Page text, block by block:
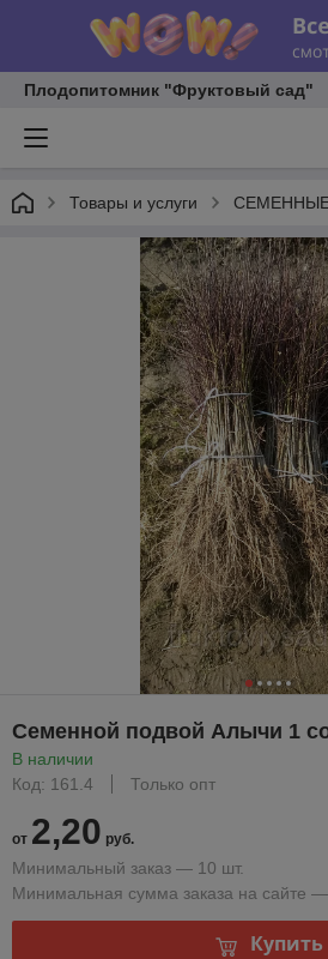
Плодопитомник "Фруктовый сад"
Товары и услуги СЕМЕННЫЕ
Семенной подвой Алычи 1
В наличии
Код: 161.4
Только опт
от 2,20 руб.
Минимальный заказ — 10 шт.
Минимальная сумма заказа на сайте —
Купить